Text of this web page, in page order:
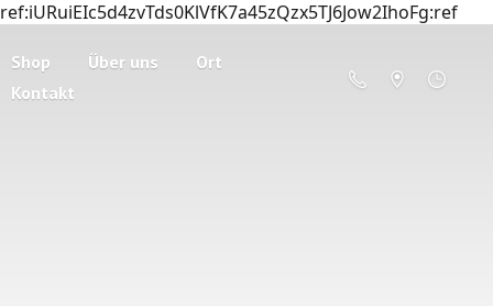
ref:iURuiEIc5d4zvTds0KlVfK7a45zQzx5TJ6Jow2IhoFg:ref
Shop Über uns
Ort
Kontakt